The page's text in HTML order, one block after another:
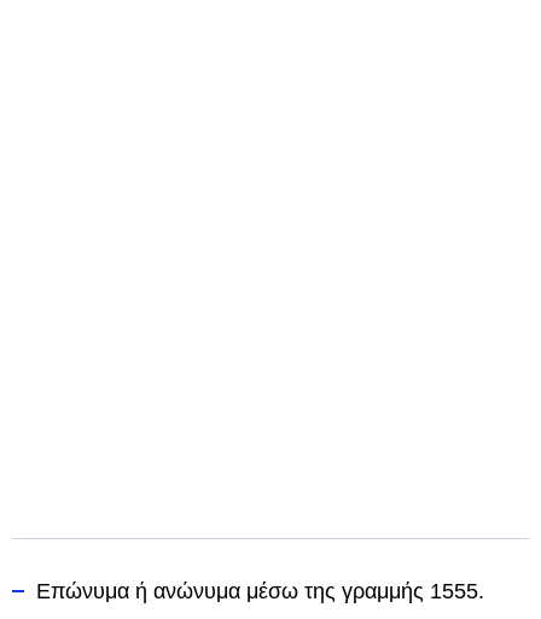
Επώνυμα ή ανώνυμα μέσω της γραμμής 1555.